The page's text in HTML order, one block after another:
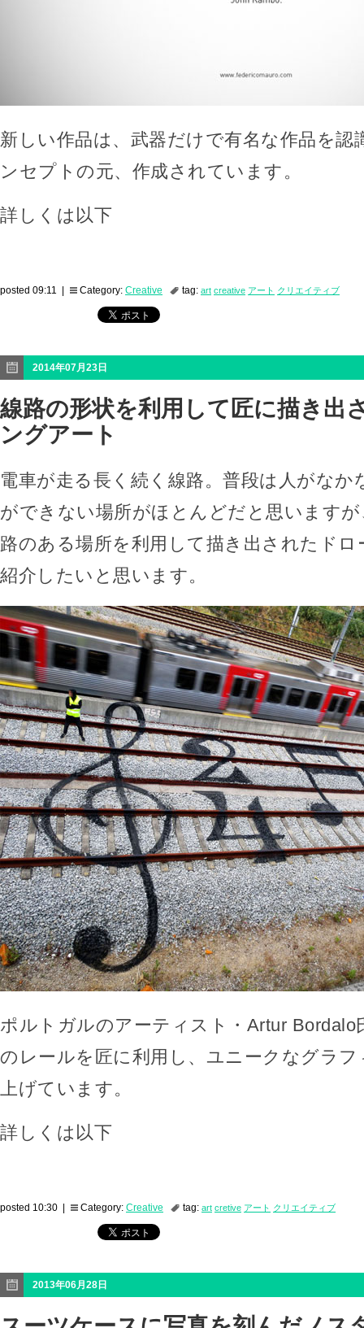
新しい作品は、武器だけで有名な作品を認
ンセプトの元、作成されています。
詳しくは以下
posted 09:11 | Category: Creative tag: art creative アート クリエイティブ
2014年07月23日
線路の形状を利用して匠に描き出
ングアート
電車が走る長く続く線路。普段は人がなか
ができない場所がほとんどだと思います
路のある場所を利用して描き出されたド
紹介したいと思います。
ポルトガルのアーティスト・Artur Bordalo
のレールを匠に利用し、ユニークなグラ
上げています。
詳しくは以下
posted 10:30 | Category: Creative tag: art cretive アート クリエイティブ
2013年06月28日